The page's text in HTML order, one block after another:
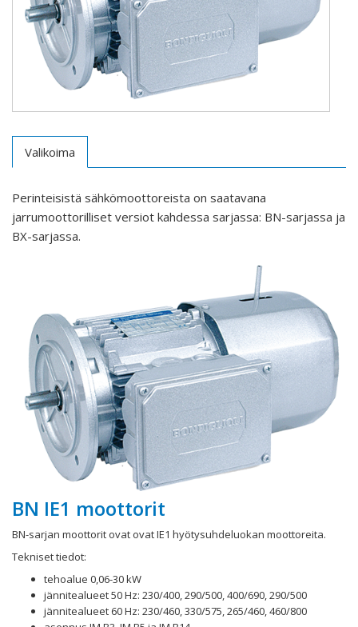
Valikoima
Perinteisistä sähkömoottoreista on saatavana
jarrumoottorilliset versiot kahdessa sarjassa: BN-sarjassa ja
BX-sarjassa.
BN IE1 moottorit
BN-sarjan moottorit ovat ovat IE1 hyötysuhdeluokan moottoreita.
Tekniset tiedot:
tehoalue 0,06-30 kW
jännitealueet 50 Hz: 230/400, 290/500, 400/690, 290/500
jännitealueet 60 Hz: 230/460, 330/575, 265/460, 460/800